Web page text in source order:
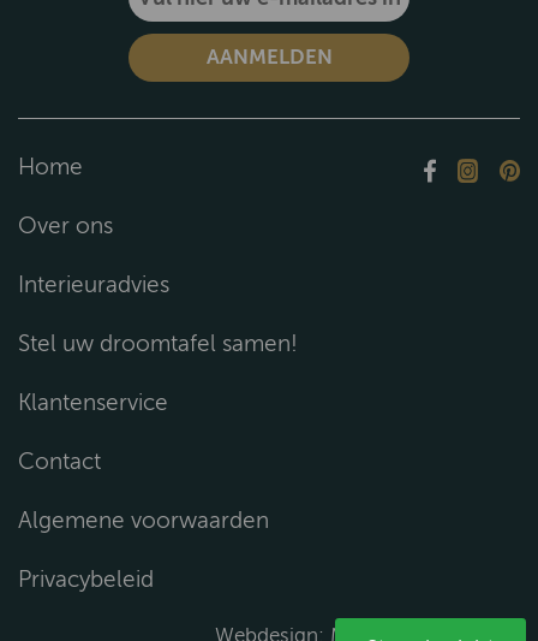
Home
Over ons
Interieuradvies
Stel uw droomtafel samen!
Klantenservice
Contact
Algemene voorwaarden
Privacybeleid
Webdesign: Media Solutions B.V.